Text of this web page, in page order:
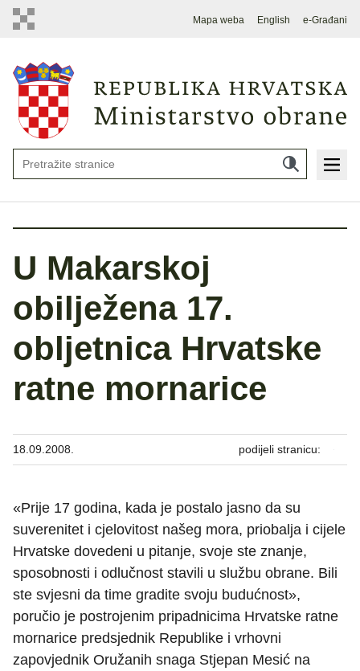
Mapa weba English e-Građani
U Makarskoj
obilježena 17.
obljetnica Hrvatske
ratne mornarice
18.09.2008. podijeli stranicu:
«Prije 17 godina, kada je postalo jasno da su
suverenitet i cjelovitost našeg mora, priobalja i cijele
Hrvatske dovedeni u pitanje, svoje ste znanje,
sposobnosti i odlučnost stavili u službu obrane. Bili
ste svjesni da time gradite svoju budućnost»,
poručio je postrojenim pripadnicima Hrvatske ratne
mornarice predsjednik Republike i vrhovni
zapovjednik Oružanih snaga Stjepan Mesić na